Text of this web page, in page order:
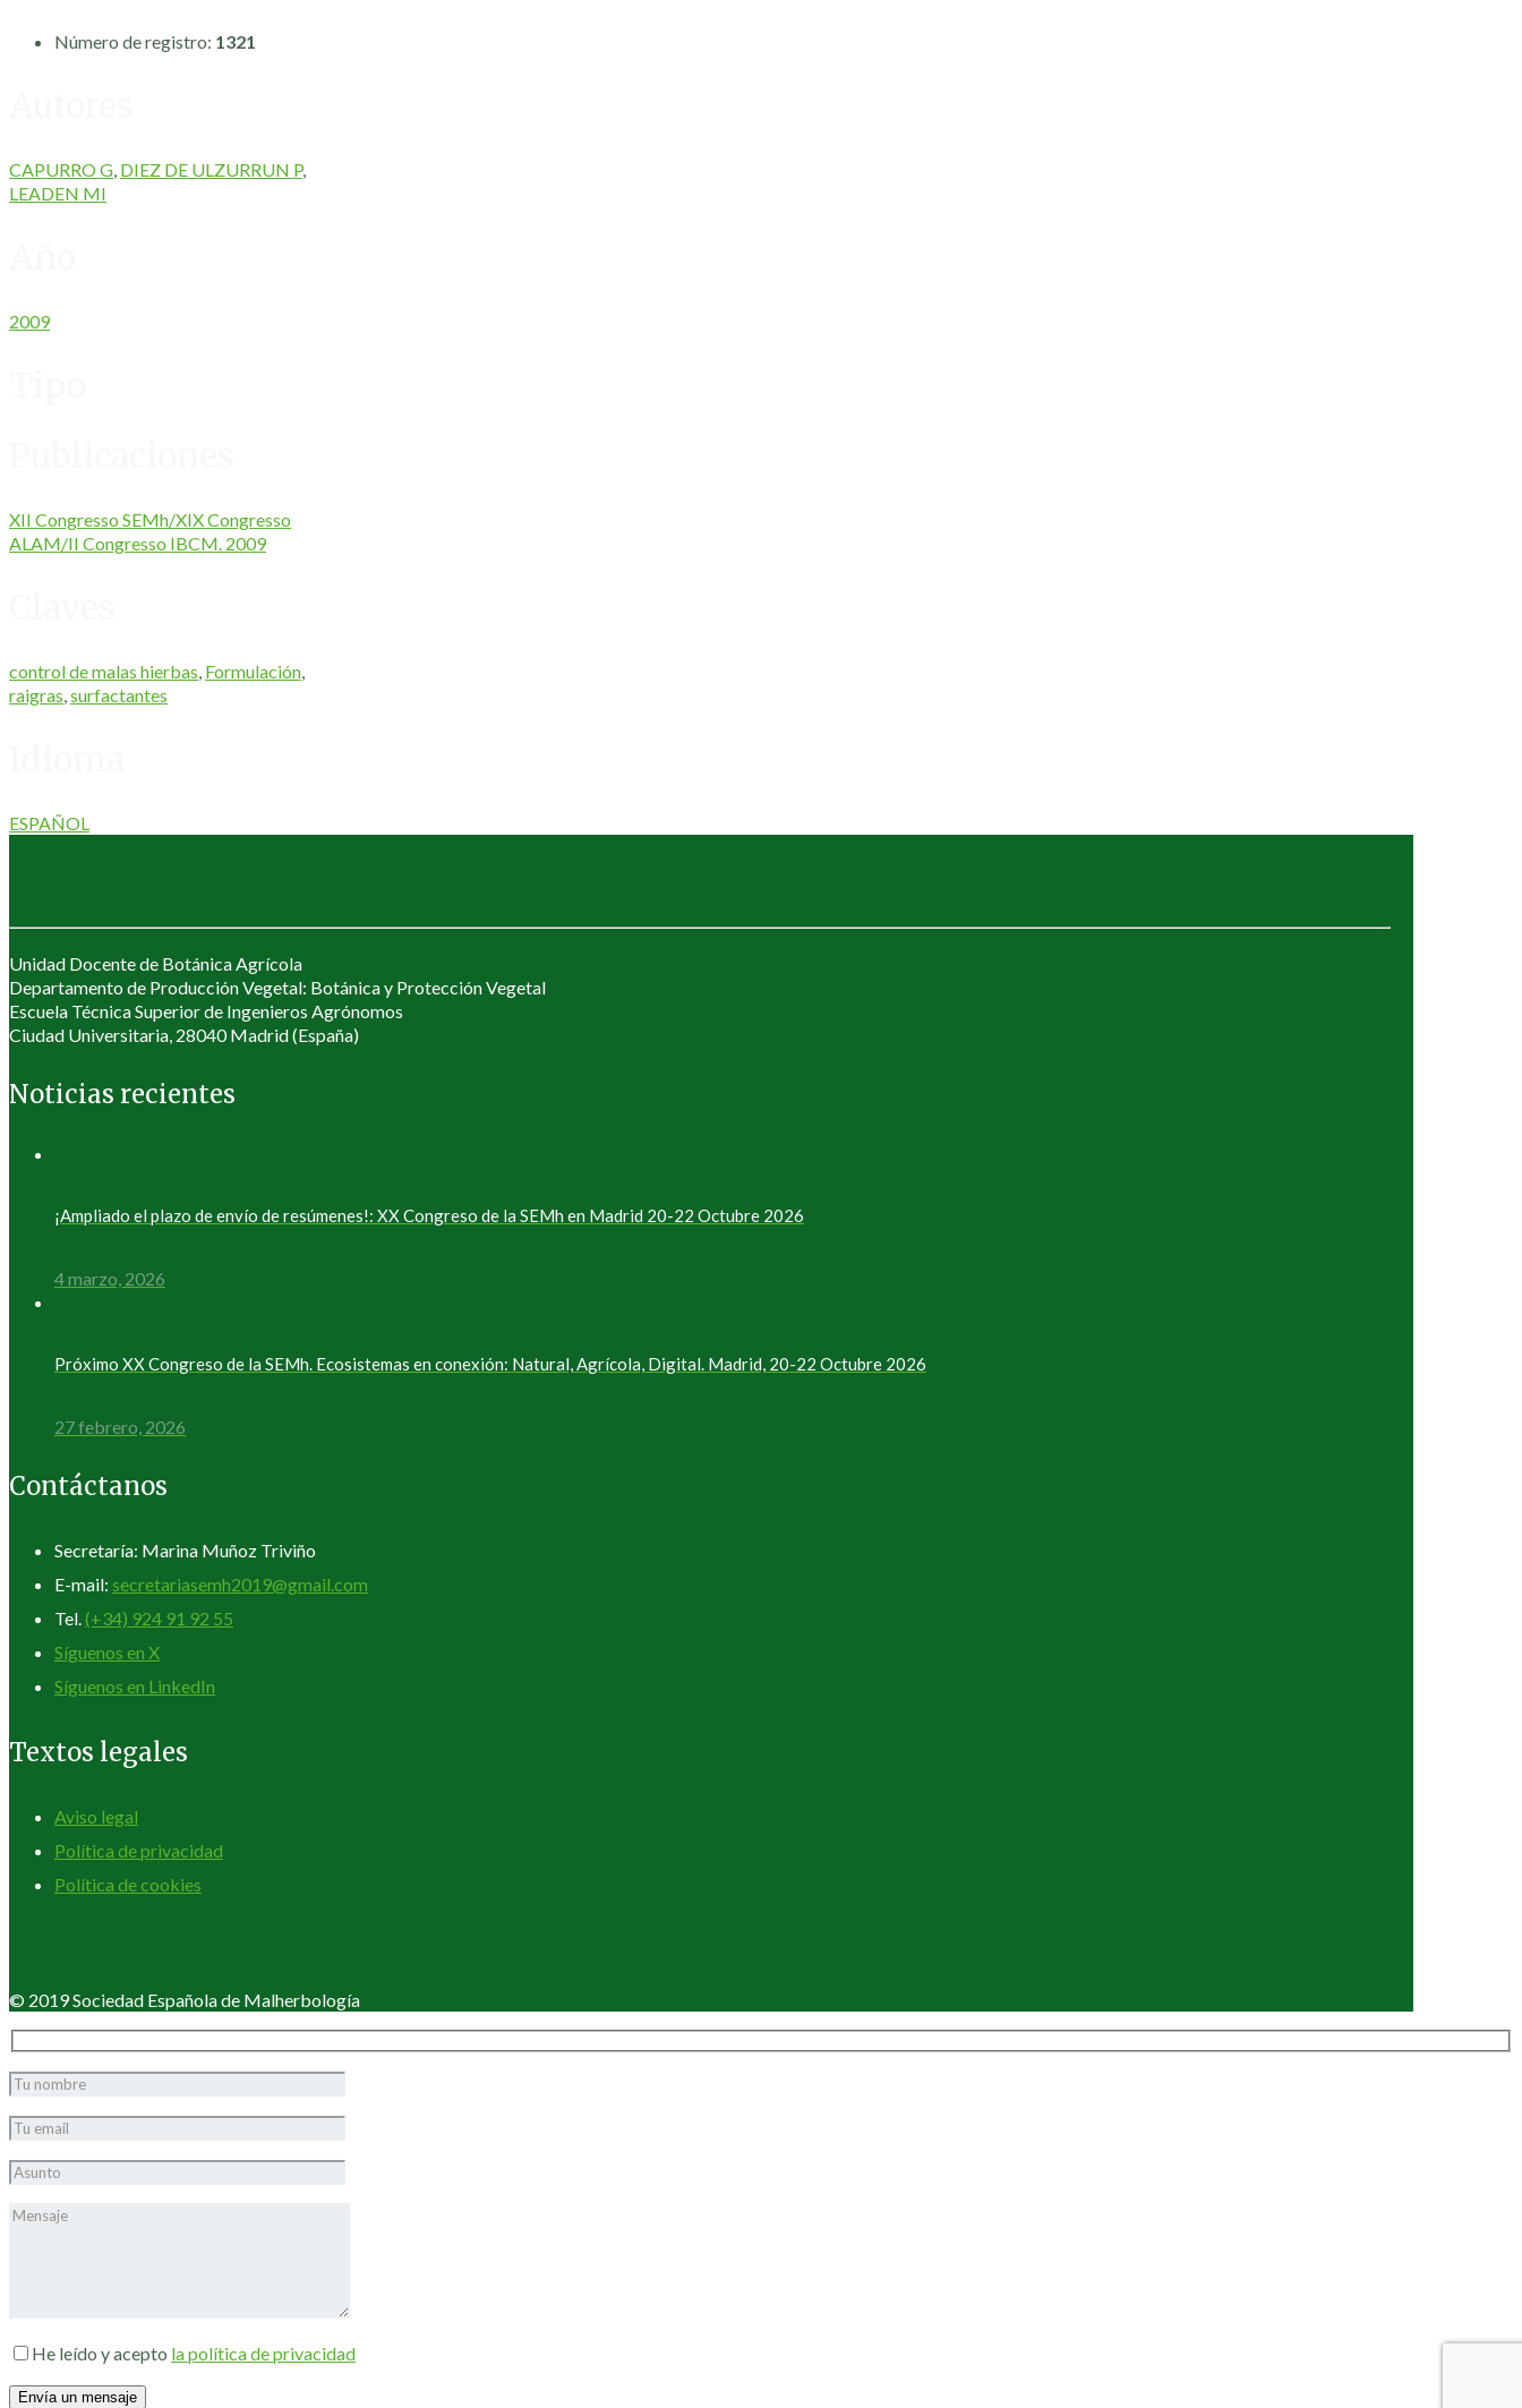
Número de registro: 1321
CAPURRO G DIEZ DE ULZURRUN P,
LEADEN MI
2009
XII Congresso SEMh/XIX Congresso
ALAM/II Congresso IBCM. 2009
control de malas hierbas Formulación
raigras surfactantes
ESPAÑOL
Unidad Docente de Botánica Agrícola
Departamento de Producción Vegetal: Botánica y Protección Vegetal
Escuela Técnica Superior de Ingenieros Agrónomos
Ciudad Universitaria, 28040 Madrid (España)
Noticias recientes
¡Ampliado el plazo de envío de resúmenes!: XX Congreso de la SEMh en Madrid 20-22 Octubre 2026
4 marzo, 2026
Próximo XX Congreso de la SEMh. Ecosistemas en conexión: Natural, Agrícola, Digital. Madrid, 20-22 Octubre 2026
27 febrero, 2026
Contáctanos
Secretaría: Marina Muñoz Triviño
E-mail: secretariasemh2019@gmail.com
Tel. (+34) 924 91 92 55
Síguenos en X
Síguenos en LinkedIn
Textos legales
Aviso legal
Política de privacidad
Política de cookies
© 2019 Sociedad Española de Malherbología
He leído y acepto la política de privacidad